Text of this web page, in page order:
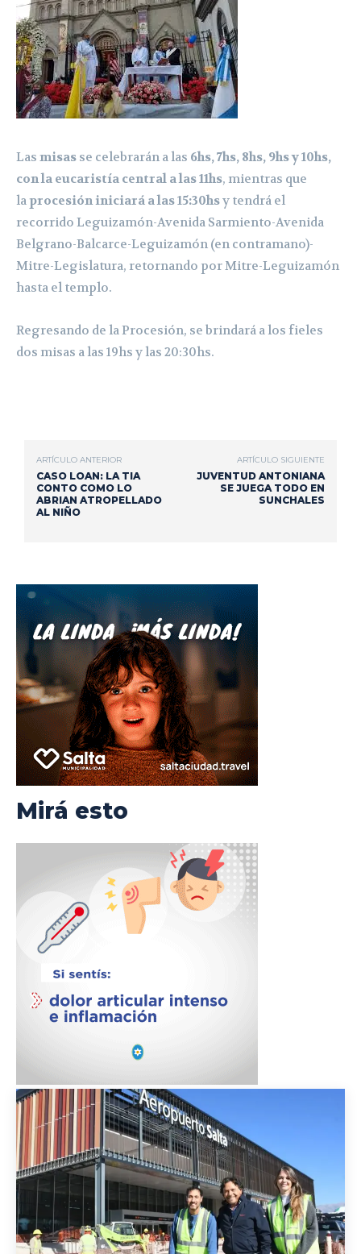
Las misas se celebrarán a las 6hs, 7hs, 8hs, 9hs y 10hs,
con la eucaristía central a las 11hs, mientras que
laprocesión iniciará a las 15:30hsy tendrá el
recorrido Leguizamón-Avenida Sarmiento-Avenida
Belgrano-Balcarce-Leguizamón (en contramano)-
Mitre-Legislatura, retornando por Mitre-Leguizamón
hasta el templo.
Regresando de la Procesión, se brindará a los fieles
dos misas a las 19hs y las 20:30hs.
ARTÍCULO ANTERIOR
CASO LOAN: LA TIA
CONTO COMO LO
ABRIAN ATROPELLADO
AL NIÑO
ARTÍCULO SIGUIENTE
JUVENTUD ANTONIANA
SE JUEGA TODO EN
SUNCHALES
Mirá esto